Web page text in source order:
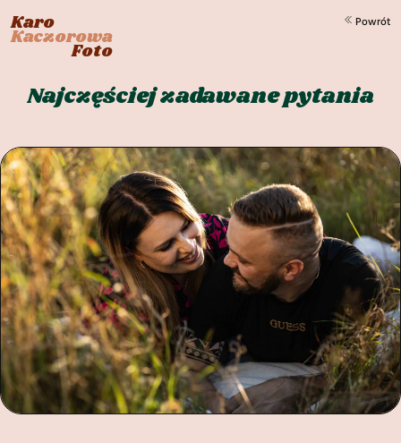
Karo
Kaczorowa
Foto
Powrót
Najczęściej zadawane pytania